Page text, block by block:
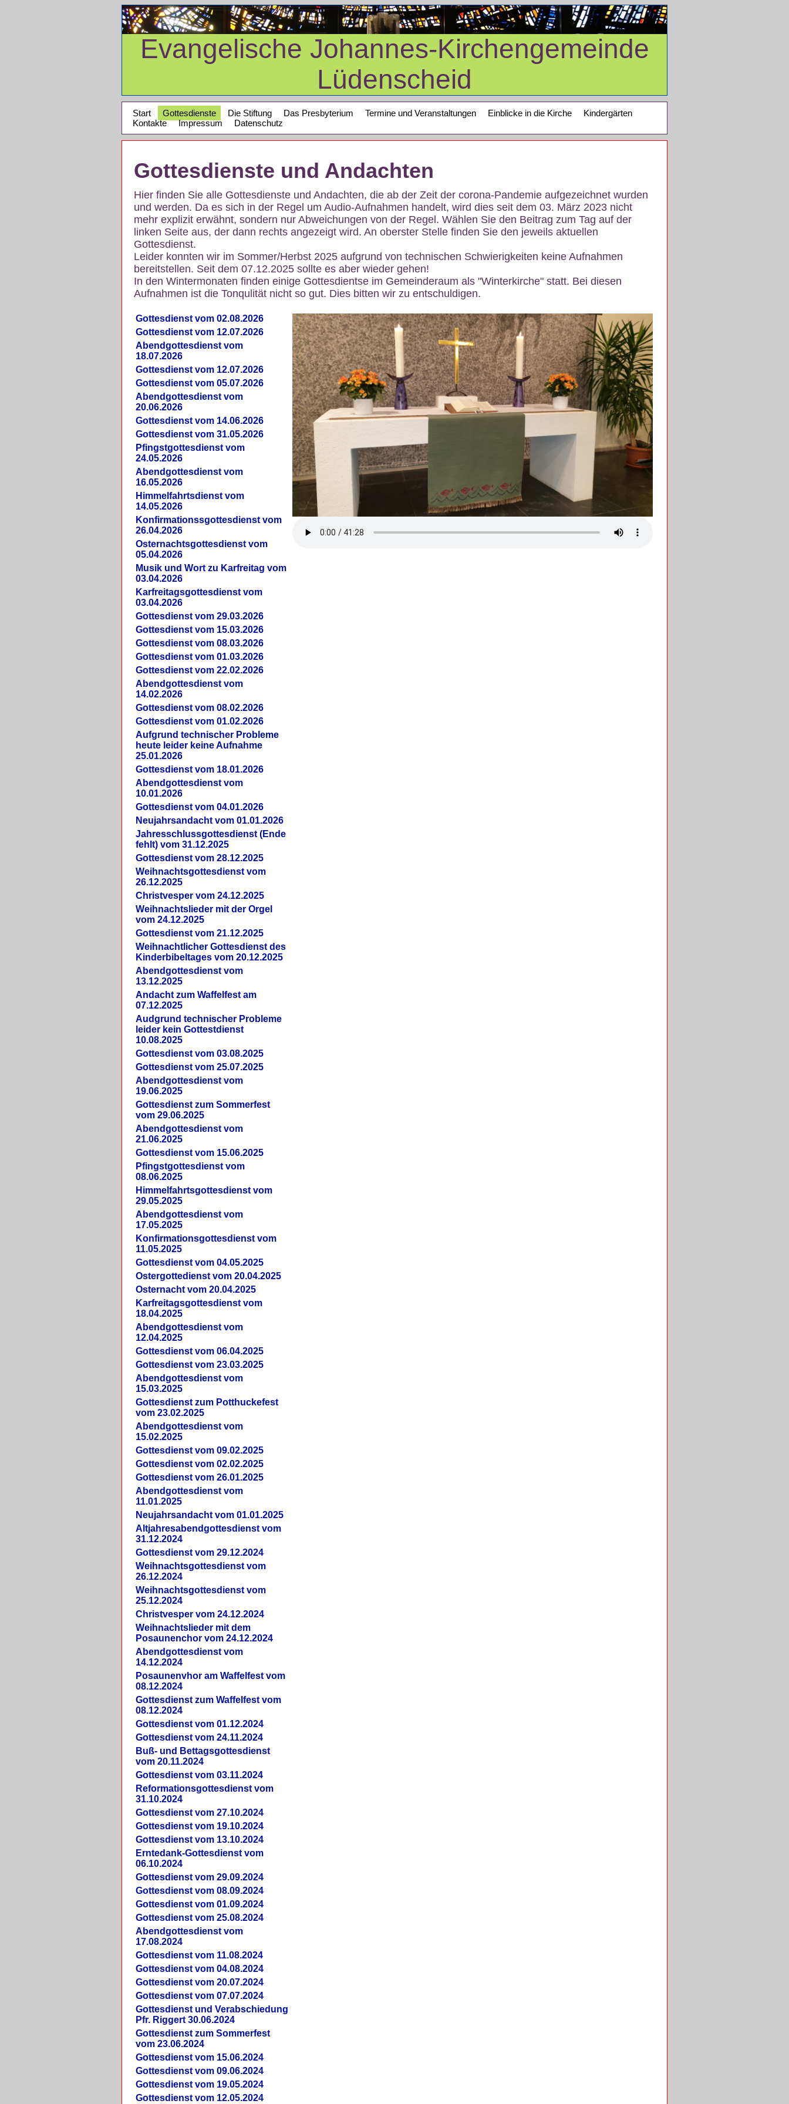
Evangelische Johannes-Kirchengemeinde
Lüdenscheid
Start Gottesdienste Die Stiftung Das Presbyterium Termine und Veranstaltungen Einblicke in die Kirche
Kindergärten
Kontakte
Impressum Datenschutz
Gottesdienste und Andachten
Hier finden Sie alle Gottesdienste und Andachten, die ab der Zeit der corona-Pandemie aufgezeichnet wurden
und werden. Da es sich in der Regel um Audio-Aufnahmen handelt, wird dies seit dem 03. März 2023 nicht
mehr explizit erwähnt, sondern nur Abweichungen von der Regel. Wählen Sie den Beitrag zum Tag auf der
linken Seite aus, der dann rechts angezeigt wird. An oberster Stelle finden Sie den jeweils aktuellen
Gottesdienst.
Leider konnten wir im Sommer/Herbst 2025 aufgrund von technischen Schwierigkeiten keine Aufnahmen
bereitstellen. Seit dem 07.12.2025 sollte es aber wieder gehen!
In den Wintermonaten finden einige Gottesdientse im Gemeinderaum als "Winterkirche" statt. Bei diesen
Aufnahmen ist die Tonqulität nicht so gut. Dies bitten wir zu entschuldigen.
Gottesdienst vom 02.08.2026
Gottesdienst vom 12.07.2026
Abendgottesdienst vom
18.07.2026
Gottesdienst vom 12.07.2026
Gottesdienst vom 05.07.2026
Abendgottesdienst vom
20.06.2026
Gottesdienst vom 14.06.2026
Gottesdienst vom 31.05.2026
Pfingstgottesdienst vom
24.05.2026
Abendgottesdienst vom
16.05.2026
Himmelfahrtsdienst vom
14.05.2026
Konfirmationssgottesdienst vom
26.04.2026
Osternachtsgottesdienst vom
05.04.2026
Musik und Wort zu Karfreitag vom
03.04.2026
Karfreitagsgottesdienst vom
03.04.2026
Gottesdienst vom 29.03.2026
Gottesdienst vom 15.03.2026
Gottesdienst vom 08.03.2026
Gottesdienst vom 01.03.2026
Gottesdienst vom 22.02.2026
Abendgottesdienst vom
14.02.2026
Gottesdienst vom 08.02.2026
Gottesdienst vom 01.02.2026
Aufgrund technischer Probleme
heute leider keine Aufnahme
25.01.2026
Gottesdienst vom 18.01.2026
Abendgottesdienst vom
10.01.2026
Gottesdienst vom 04.01.2026
Neujahrsandacht vom 01.01.2026
Jahresschlussgottesdienst (Ende
fehlt) vom 31.12.2025
Gottesdienst vom 28.12.2025
Weihnachtsgottesdienst vom
26.12.2025
Christvesper vom 24.12.2025
Weihnachtslieder mit der Orgel
vom 24.12.2025
Gottesdienst vom 21.12.2025
Weihnachtlicher Gottesdienst des
Kinderbibeltages vom 20.12.2025
Abendgottesdienst vom
13.12.2025
Andacht zum Waffelfest am
07.12.2025
Audgrund technischer Probleme
leider kein Gottestdienst
10.08.2025
Gottesdienst vom 03.08.2025
Gottesdienst vom 25.07.2025
Abendgottesdienst vom
19.06.2025
Gottesdienst zum Sommerfest
vom 29.06.2025
Abendgottesdienst vom
21.06.2025
Gottesdienst vom 15.06.2025
Pfingstgottesdienst vom
08.06.2025
Himmelfahrtsgottesdienst vom
29.05.2025
Abendgottesdienst vom
17.05.2025
Konfirmationsgottesdienst vom
11.05.2025
Gottesdienst vom 04.05.2025
Ostergottedienst vom 20.04.2025
Osternacht vom 20.04.2025
Karfreitagsgottesdienst vom
18.04.2025
Abendgottesdienst vom
12.04.2025
Gottesdienst vom 06.04.2025
Gottesdienst vom 23.03.2025
Abendgottesdienst vom
15.03.2025
Gottesdienst zum Potthuckefest
vom 23.02.2025
Abendgottesdienst vom
15.02.2025
Gottesdienst vom 09.02.2025
Gottesdienst vom 02.02.2025
Gottesdienst vom 26.01.2025
Abendgottesdienst vom
11.01.2025
Neujahrsandacht vom 01.01.2025
Altjahresabendgottesdienst vom
31.12.2024
Gottesdienst vom 29.12.2024
Weihnachtsgottesdienst vom
26.12.2024
Weihnachtsgottesdienst vom
25.12.2024
Christvesper vom 24.12.2024
Weihnachtslieder mit dem
Posaunenchor vom 24.12.2024
Abendgottesdienst vom
14.12.2024
Posaunenvhor am Waffelfest vom
08.12.2024
Gottesdienst zum Waffelfest vom
08.12.2024
Gottesdienst vom 01.12.2024
Gottesdienst vom 24.11.2024
Buß- und Bettagsgottesdienst
vom 20.11.2024
Gottesdienst vom 03.11.2024
Reformationsgottesdienst vom
31.10.2024
Gottesdienst vom 27.10.2024
Gottesdienst vom 19.10.2024
Gottesdienst vom 13.10.2024
Erntedank-Gottesdienst vom
06.10.2024
Gottesdienst vom 29.09.2024
Gottesdienst vom 08.09.2024
Gottesdienst vom 01.09.2024
Gottesdienst vom 25.08.2024
Abendgottesdienst vom
17.08.2024
Gottesdienst vom 11.08.2024
Gottesdienst vom 04.08.2024
Gottesdienst vom 20.07.2024
Gottesdienst vom 07.07.2024
Gottesdienst und Verabschiedung
Pfr. Riggert 30.06.2024
Gottesdienst zum Sommerfest
vom 23.06.2024
Gottesdienst vom 15.06.2024
Gottesdienst vom 09.06.2024
Gottesdienst vom 19.05.2024
Gottesdienst vom 12.05.2024